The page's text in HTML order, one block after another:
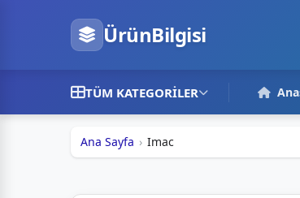
ÜrünBilgisi
TÜM KATEGORILER
Ana Sayfa Imac